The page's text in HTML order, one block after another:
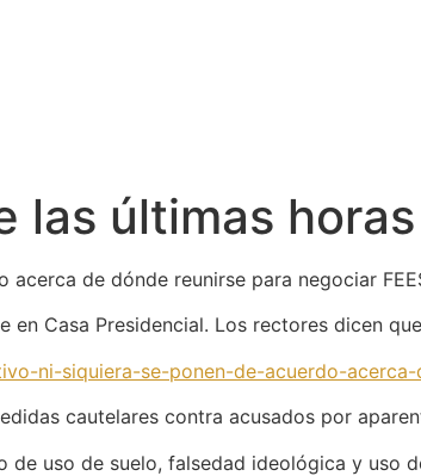
las últimas horas
de dónde reunirse para negociar
en Casa Presidencial. Los rectores dicen
ni-siquiera-se-ponen-de-acuerdo-
cautelares contra acusados por
de uso de suelo, falsedad ideológica y uso